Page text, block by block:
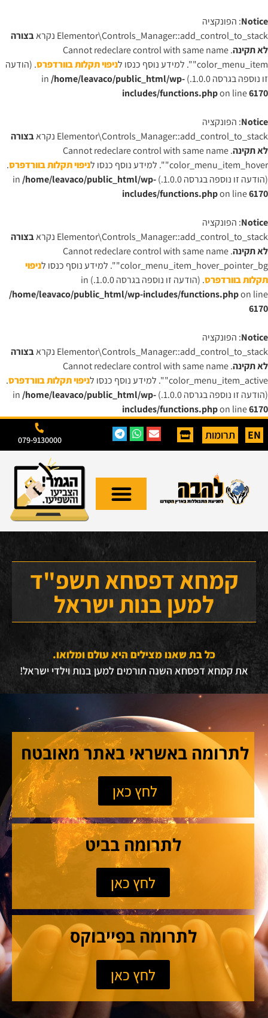
Notice: הפונקציה
Elementor\Controls_Manager::add_control_to_stack נקרא
בצורה
לא תקינה . Cannot redeclare control with same name
"color_menu_item". למידע נוסף כנסו ל
ניפוי תקלות בוורדפרס. (הודעה
זו נוספה בגרסה 1.0.0.) in
/home/leavaco/public_html/wp-
includes/functions.phpon line6170
Notice: הפונקציה
Elementor\Controls_Manager::add_control_to_stack נקרא
בצורה
לא תקינה . Cannot redeclare control with same name
"color_menu_item_hover". למידע נוסף כנסו ל
ניפוי תקלות בוורדפרס.
(הודעה זו נוספה בגרסה 1.0.0.) in
/home/leavaco/public_html/wp-
includes/functions.phpon line6170
Notice: הפונקציה
Elementor\Controls_Manager::add_control_to_stack נקרא
בצורה
לא תקינה . Cannot redeclare control with same name
"color_menu_item_hover_pointer_bg". למידע נוסף כנסו ל
ניפוי
תקלות בוורדפרס. (הודעה זו נוספה בגרסה 1.0.0.) in
/home/leavaco/public_html/wp-includes/functions.phpon line
6170
Notice: הפונקציה
Elementor\Controls_Manager::add_control_to_stack נקרא
בצורה
לא תקינה . Cannot redeclare control with same name
"color_menu_item_active". למידע נוסף כנסו ל
ניפוי תקלות בוורדפרס.
(הודעה זו נוספה בגרסה 1.0.0.) in
/home/leavaco/public_html/wp-
includes/functions.phpon line6170
EN תרומות 079-9130000
קמחא דפסחא תשפ"ד
למען בנות ישראל
כל בת שאנו מצילים היא עולם ומלואו.
את קמחא דפסחא השנה תורמים למען בנות וילדי ישראל!
לתרומה באשראי באתר מאובטח
לחץ כאן
לתרומה בביט
לחץ כאן
לתרומה בפייבוקס
לחץ כאן